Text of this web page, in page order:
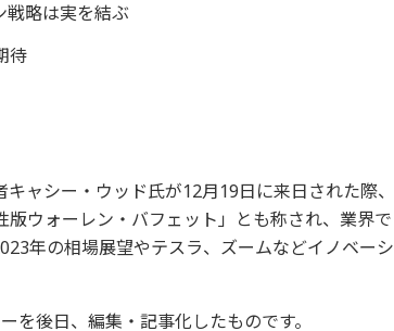
戦略は実を結ぶ
待
ャシー・ウッド氏が12月19日に来日された際、
ウォーレン・バフェット」とも称され、業界で
年の相場展望やテスラ、ズームなどイノベーシ
後日、編集・記事化したものです。